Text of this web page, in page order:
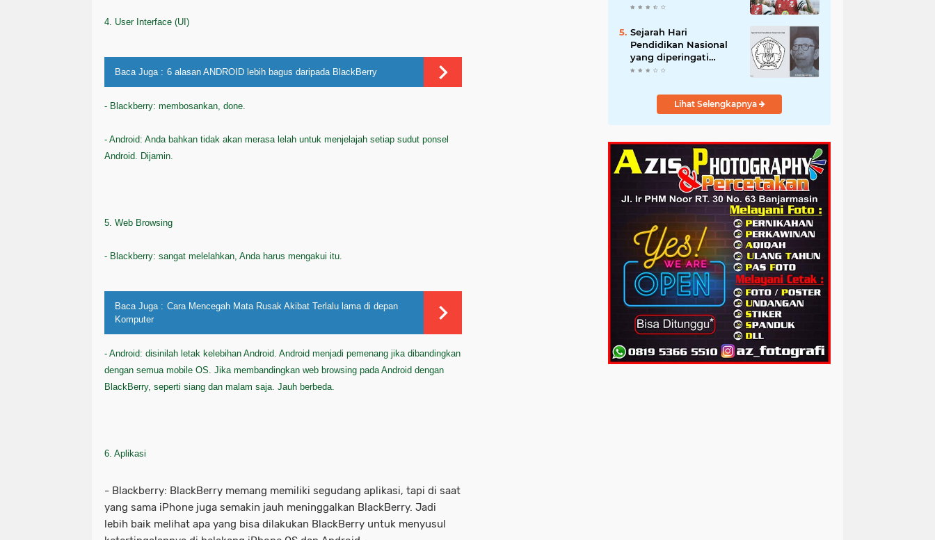
4. User Interface (UI)
Baca Juga : 6 alasan ANDROID lebih bagus daripada BlackBerry
- Blackberry: membosankan, done.
- Android: Anda bahkan tidak akan merasa lelah untuk menjelajah setiap sudut ponsel
Android. Dijamin.
5. Web Browsing
- Blackberry: sangat melelahkan, Anda harus mengakui itu.
Baca Juga : Cara Mencegah Mata Rusak Akibat Terlalu lama di depan
Komputer
- Android: disinilah letak kelebihan Android. Android menjadi pemenang jika dibandingkan
dengan semua mobile OS. Jika membandingkan web browsing pada Android dengan
BlackBerry, seperti siang dan malam saja. Jauh berbeda.
6. Aplikasi
- Blackberry: BlackBerry memang memiliki segudang aplikasi, tapi di saat
yang sama iPhone juga semakin jauh meninggalkan BlackBerry. Jadi
lebih baik melihat apa yang bisa dilakukan BlackBerry untuk menyusul
VS Deltras
Sejarah Hari
Pendidikan Nasional
yang diperingati
setiap 2 Mei
Lihat Selengkapnya